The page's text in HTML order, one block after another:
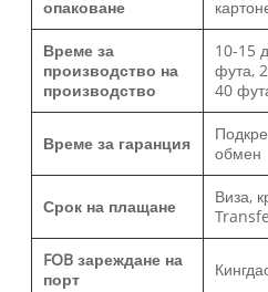
опаковане
Време за
производство на
производство
10-15
фута,
40
Време за гаранция
обмен
Срок на плащане
Виза,
FOB зареждане на
порт